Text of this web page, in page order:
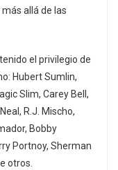
allá de las
el privilegio de
Hubert Sumlin,
Slim, Carey Bell,
R.J. Mischo,
Bobby
Portnoy, Sherman
otros.